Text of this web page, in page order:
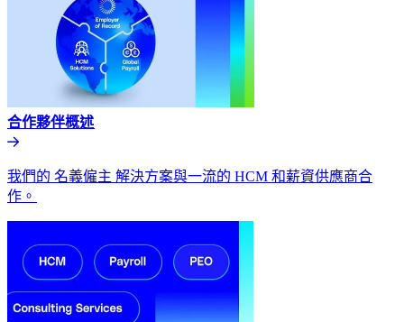
合作夥伴概述​​
我們的 名義僱主 解決方案與一流的 HCM 和薪資供應商合
作。​​